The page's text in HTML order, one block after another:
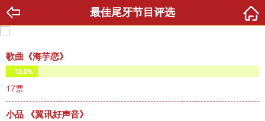
最佳尾牙节目评选
歌曲《海芋恋》
12.5%
17票
小品 《翼讯好声音》